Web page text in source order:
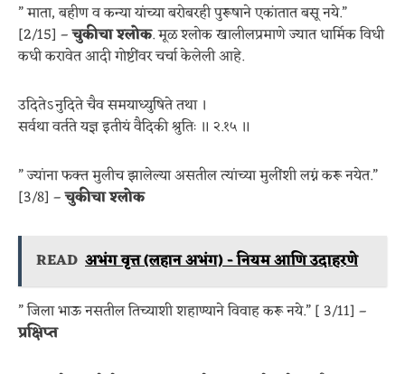
” माता, बहीण व कन्या यांच्या बरोबरही पुरूषाने एकांतात बसू नये.”
[2/15] –चुकीचा श्लोक. मूळ श्लोक खालीलप्रमाणे ज्यात धार्मिक विधी
कधी करावेत आदी गोष्टींवर चर्चा केलेली आहे.
उदितेऽनुदिते चैव समयाध्युषिते तथा ।
सर्वथा वर्तते यज्ञ इतीयं वैदिकी श्रुतिः ॥ २.१५ ॥
” ज्यांना फक्त मुलीच झालेल्या असतील त्यांच्या मुलींशी लग्नं करू नयेत.”
[3/8] –चुकीचा श्लोक
READ अभंग वृत्त (लहान अभंग) - नियम आणि उदाहरणे
” जिला भाऊ नसतील तिच्याशी शहाण्याने विवाह करू नये.” [ 3/11] –
प्रक्षिप्त